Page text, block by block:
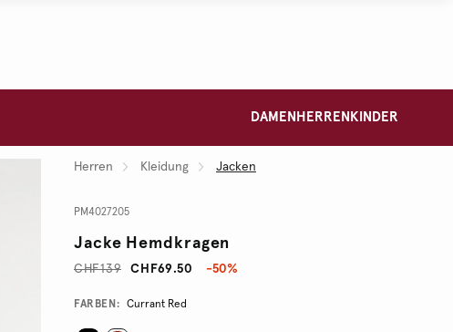
DAMEN HERREN KINDER
Herren Kleidung Jacken
PM4027205
Jacke Hemdkragen
CHF69.50
CHF139 -50%
Promotions
Variations
FARBEN: Currant Red